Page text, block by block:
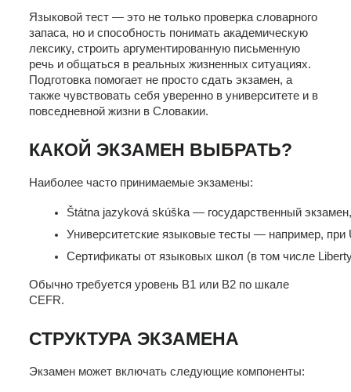
Языковой тест — это не только проверка словарного
запаса, но и способность понимать академическую
лексику, строить аргументированную письменную
речь и общаться в реальных жизненных ситуациях.
Подготовка помогает не просто сдать экзамен, а
также чувствовать себя уверенно в университете и в
повседневной жизни в Словакии.
КАКОЙ ЭКЗАМЕН ВЫБРАТЬ?
Наиболее часто принимаемые экзамены:
Štátna jazyková skúška — государственный
Университетские языковые тесты — например, при
Сертификаты от языковых школ (в том числе
Обычно требуется уровень B1 или B2 по шкале
CEFR.
СТРУКТУРА ЭКЗАМЕНА
Экзамен может включать следующие компоненты: